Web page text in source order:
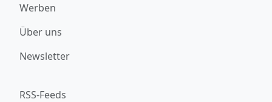
Werben
Über uns
Newsletter
RSS-Feeds